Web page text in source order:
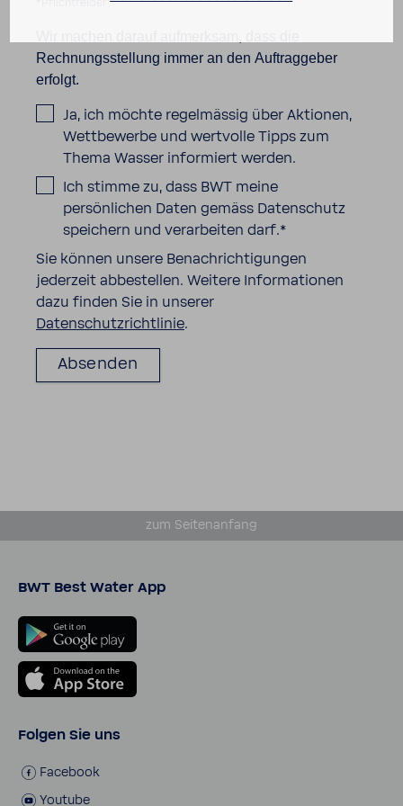
Rechnungsstellung immer an den Auftraggeber
erfolgt.
Ja, ich möchte regelmässig über Aktionen,
Wettbewerbe und wertvolle Tipps zum
Thema Wasser informiert werden.
Ich stimme zu, dass BWT meine
persönlichen Daten gemäss Datenschutz
speichern und verarbeiten darf.*
Sie können unsere Benachrichtigungen
jederzeit abbestellen. Weitere Informationen
dazu finden Sie in unserer
Datenschutzrichtlinie.
zum Seiten­an­fang
BWT Best Water App
Folgen Sie uns
Face­book
Youtube